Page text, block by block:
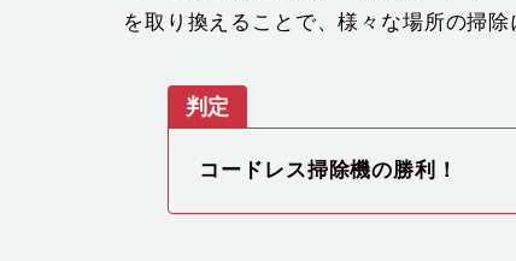
を取り換えることで、様々な場所の掃
判定
コードレス掃除機の勝利！